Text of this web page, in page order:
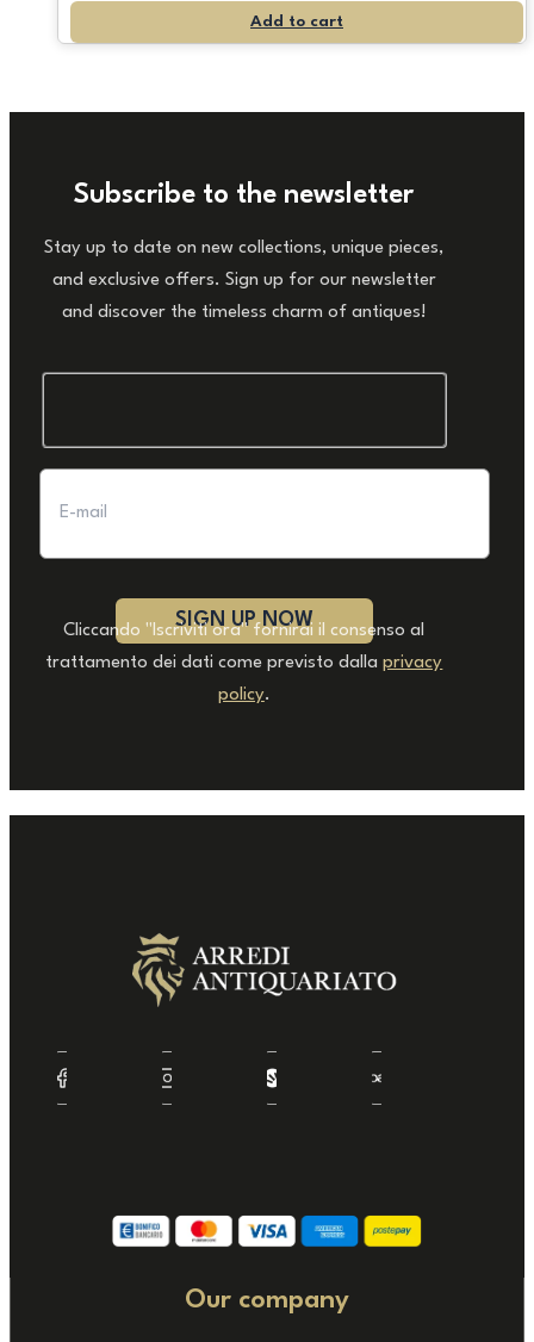
Add to cart
Subscribe to the newsletter
Stay up to date on new collections, unique pieces,
and exclusive offers. Sign up for our newsletter
and discover the timeless charm of antiques!
Cliccando "Iscriviti ora" fornirai il consenso al
trattamento dei dati come previsto dallaprivacy
policy.
Our company